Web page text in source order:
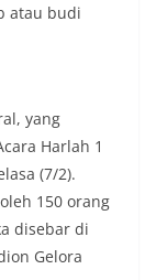
atau budi
yang
Harlah 1
(7/2).
150 orang
disebar di
Gelora